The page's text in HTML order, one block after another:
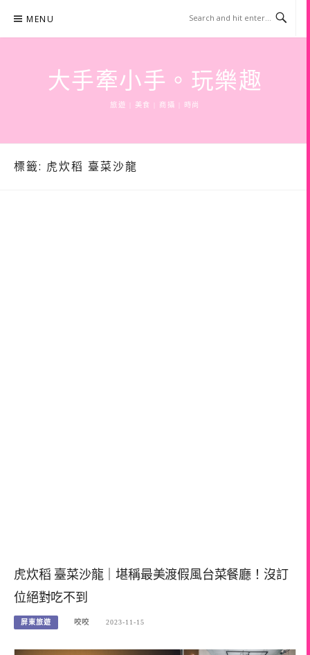
content
MENU
大手牽小手。玩樂趣
旅遊 | 美食 | 商攝 | 時尚
標籤: 虎炊稻 臺菜沙龍
虎炊稻 臺菜沙龍｜堪稱最美渡假風台菜餐廳！沒訂
位絕對吃不到
屏東旅遊 咬咬 2023-11-15